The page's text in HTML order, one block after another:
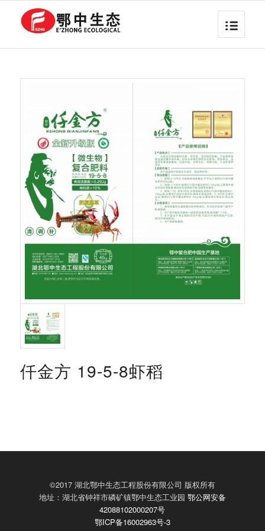
仟金方 19-5-8虾稻
©2017 湖北鄂中生态工程股份有限公司 版权所有
地址：湖北省钟祥市磷矿镇鄂中生态工业园 鄂公网安备
42088102000207号
鄂ICP备16002963号-3